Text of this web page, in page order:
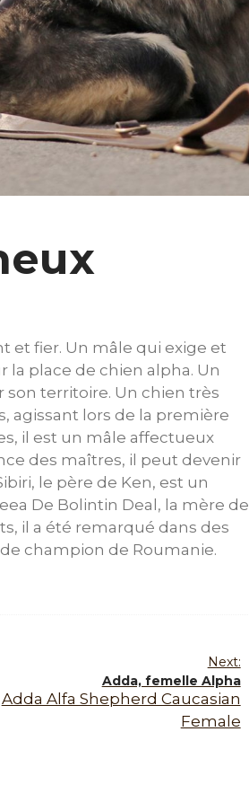
et fier. Un mâle qui exige et
place de chien alpha. Un
territoire. Un chien très
agissant lors de la première
il est un mâle affectueux
des maîtres, il peut devenir
le père de Ken, est un
De Bolintin Deal, la mère de
il a été remarqué dans des
champion de Roumanie.
Next:
Adda, femelle Alpha